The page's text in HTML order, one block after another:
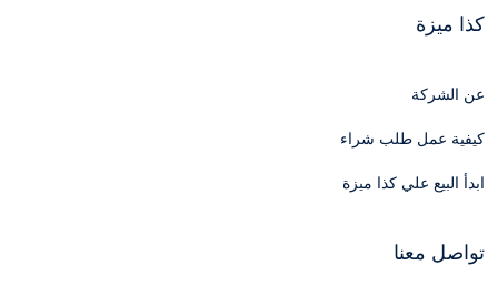
كذا ميزة
عن الشركة
كيفية عمل طلب شراء
ابدأ البيع علي كذا ميزة
تواصل معنا